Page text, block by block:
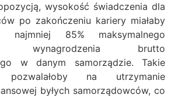
wysokość świadczenia dla
po zakończeniu kariery miałaby
85% maksymalnego
wynagrodzenia brutto
w danym samorządzie. Takie
pozwalałoby na utrzymanie
byłych samorządowców, co